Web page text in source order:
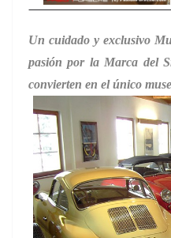
Un cuidado y exclusivo
pasión por la Marca del
convierten en el único